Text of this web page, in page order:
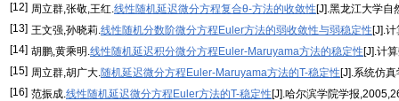
[12] 周立群,张敬,王红.线性随机延迟微分方程复合θ-方法的收敛性[J].黑龙江大学
[13] 王文强,孙晓莉.线性随机分数阶微分方程Euler方法的弱收敛性与弱稳定性[J].
[14] 胡鹏,黄乘明.线性随机延迟积分微分方程Euler-Maruyama方法的稳定性[J].计
[15] 周立群,胡广大.随机延迟微分方程Euler-Maruyama方法的T-稳定性[J].系统仿
[16] 范振成.线性随机延迟微分方程Euler方法的T-稳定性[J].哈尔滨学院学报